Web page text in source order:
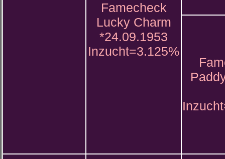
Famecheck
Lucky Charm
*24.09.1953
Inzucht=3.125%